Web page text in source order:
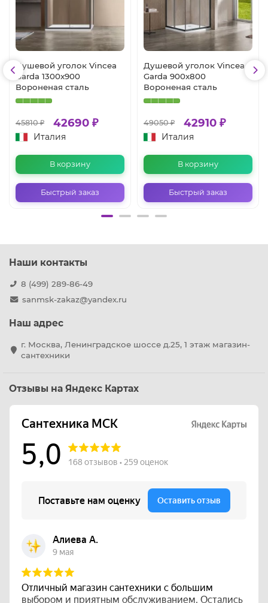
Душевой уголок Vincea
Garda 1300x900
Вороненая сталь
45810 ₽ 42690 ₽
Италия
В корзину
Быстрый заказ
Душевой уголок Vincea
Garda 900x800
Вороненая сталь
49050 ₽ 42910 ₽
Италия
В корзину
Быстрый заказ
Наши контакты
8 (499) 289-86-49
sanmsk-zakaz@yandex.ru
Наш адрес
г. Москва, Ленинградское шоссе д.25, 1 этаж магазин-
сантехники
Отзывы на Яндекс Картах